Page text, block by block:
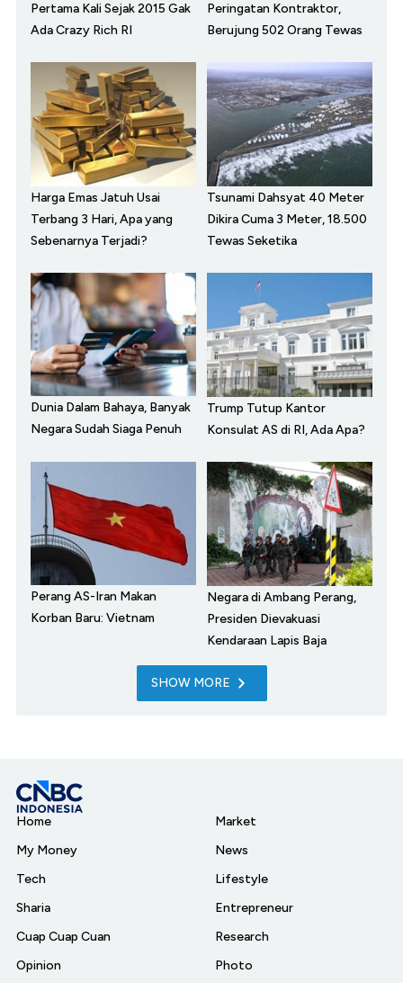
Pertama Kali Sejak 2015 Gak
Ada Crazy Rich RI
Peringatan Kontraktor,
Berujung 502 Orang Tewas
Harga Emas Jatuh Usai
Terbang 3 Hari, Apa yang
Sebenarnya Terjadi?
Tsunami Dahsyat 40 Meter
Dikira Cuma 3 Meter, 18.500
Tewas Seketika
Dunia Dalam Bahaya, Banyak
Negara Sudah Siaga Penuh
Trump Tutup Kantor
Konsulat AS di RI, Ada Apa?
Perang AS-Iran Makan
Korban Baru: Vietnam
Negara di Ambang Perang,
Presiden Dievakuasi
Kendaraan Lapis Baja
SHOW MORE
Home
My Money
Tech
Sharia
Cuap Cuap Cuan
Opinion
Market
News
Lifestyle
Entrepreneur
Research
Photo